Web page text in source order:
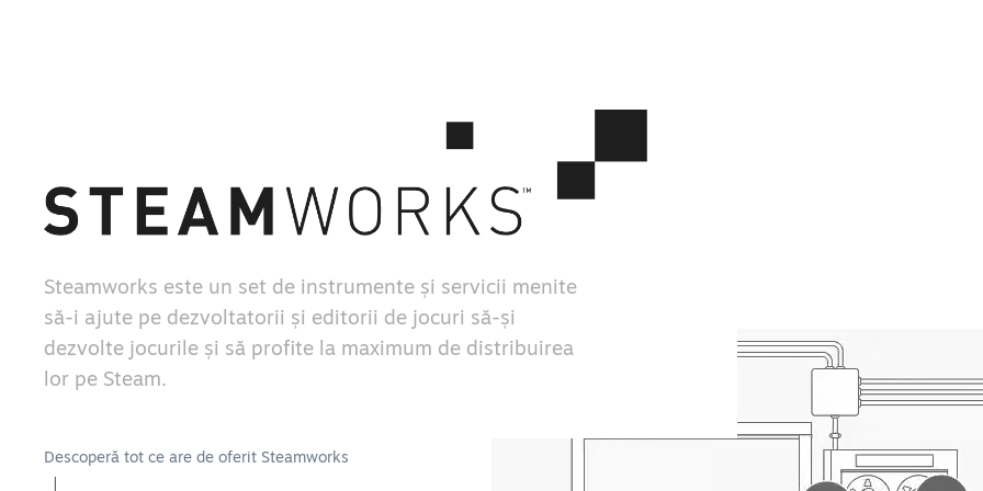
Steamworks este un set de instrumente și servicii menite
să-i ajute pe dezvoltatorii și editorii de jocuri să-și
dezvolte jocurile și să profite la maximum de distribuirea
lor pe Steam.
Descoperă tot ce are de oferit Steamworks